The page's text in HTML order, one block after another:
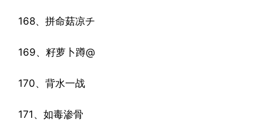
168、拼命菇凉チ
169、籽萝卜蹲@
170、背水一战
171、如毒渗骨